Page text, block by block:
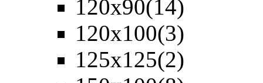
120х90(14)
120х100(3)
125х125(2)